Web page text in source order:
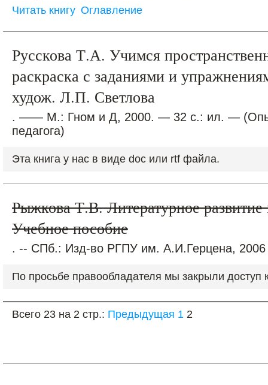
Читать книгу Оглавление
Русскова Т.А. Учимся
раскраска с заданиями и
худож. Л.П. Светлова
. —— М.: Гном и Д, 2000. — 32 с.: ил. — (Опыт
педагога)
Эта книга у нас в виде doc или rtf файла.
Рыжкова Т.В. Литературное
Учебное пособие
. -- СПб.: Изд-во РГПУ им. А.И.Герцена, 2006
По просьбе правообладателя мы закрыли доступ
Всего 23 на 2 стр.: Предыдущая 1 2